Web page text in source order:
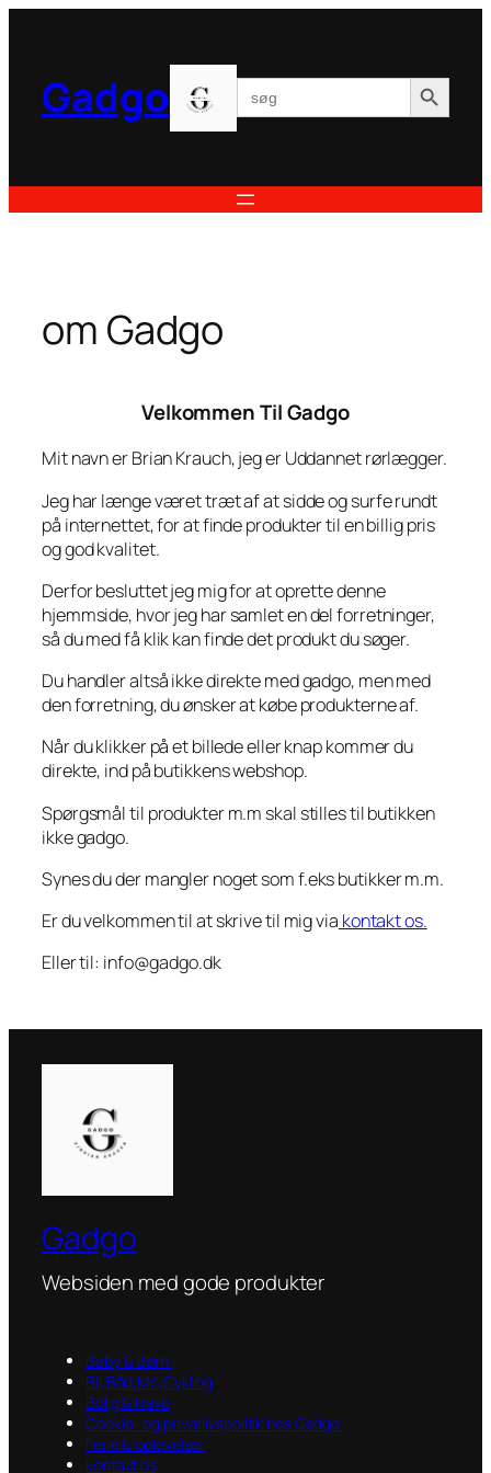
indholdGadgo Search
for:
Search Button
om Gadgo
Velkommen Til Gadgo
Mit navn er Brian Krauch, jeg er Uddannet rørlægger.
Jeg har længe været træt af at sidde og surfe rundt
på internettet, for at finde produkter til en billig pris
og god kvalitet.
Derfor besluttet jeg mig for at oprette denne
hjemmside, hvor jeg har samlet en del forretninger,
så du med få klik kan finde det produkt du søger.
Du handler altså ikke direkte med gadgo, men med
den forretning, du ønsker at købe produkterne af.
Når du klikker på et billede eller knap kommer du
direkte, ind på butikkens webshop.
Spørgsmål til produkter m.m skal stilles til butikken
ikke gadgo.
Synes du der mangler noget som f.eks butikker m.m.
Er du velkommen til at skrive til mig via kontakt os.
Eller til: info@gadgo.dk
Gadgo
Websiden med gode produkter
Baby & Børn.
Bil,Båd,Mc,Cykling
Bolig & Have
Cookie- og privatlivspolitik hos Gadgo
Ferie & oplevelser
kontakt os